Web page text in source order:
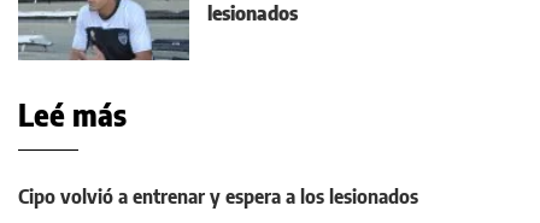
lesionados
Leé más
Cipo volvió a entrenar y espera a los lesionados